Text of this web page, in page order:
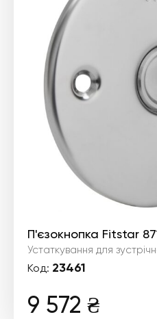
П'єзокнопка Fitstar
Устаткування для
Код: 23461
9 572 ₴